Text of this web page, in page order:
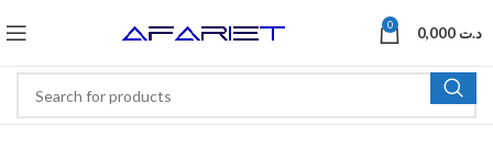
0 د.ت